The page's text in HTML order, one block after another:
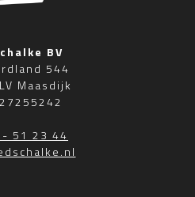
BV
544
Maasdijk
51 23 44